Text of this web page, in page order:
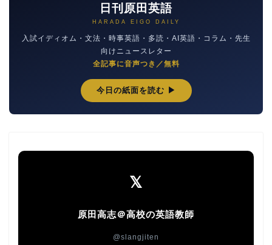
日刊原田英語
HARADA EIGO DAILY
入試イディオム・文法・時事英語・多読・AI英語・コラム・先生
向けニュースレター
全記事に音声つき／無料
今日の紙面を読む ▶
𝕏
原田高志＠高校の英語教師
@slangjiten